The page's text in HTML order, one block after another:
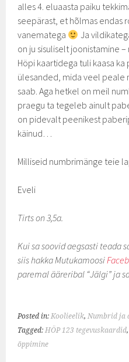
alles 4. eluaasta paiku
seepärast, et hõlmas endas
vanematega
Ja
on ju sisuliselt joonistamine
Höpi kaartidega tuli kaasa
ülesanded, mida veel peale
saab. Aga hetkel on meil
praegu ta tegeleb ainult
on pidevalt peenikest
käinud…
Milliseid numbrimänge teie
Eveli
Tirts on 3,5a.
Kui sa soovid aegsasti teada
siis hakka Mutukamoosi
paremal ääreribal “Jälgi” ja
Posted in:Koolieelik,Numbrid ja
Tagged:HÖP 123 tegevuskaardid
õppimine